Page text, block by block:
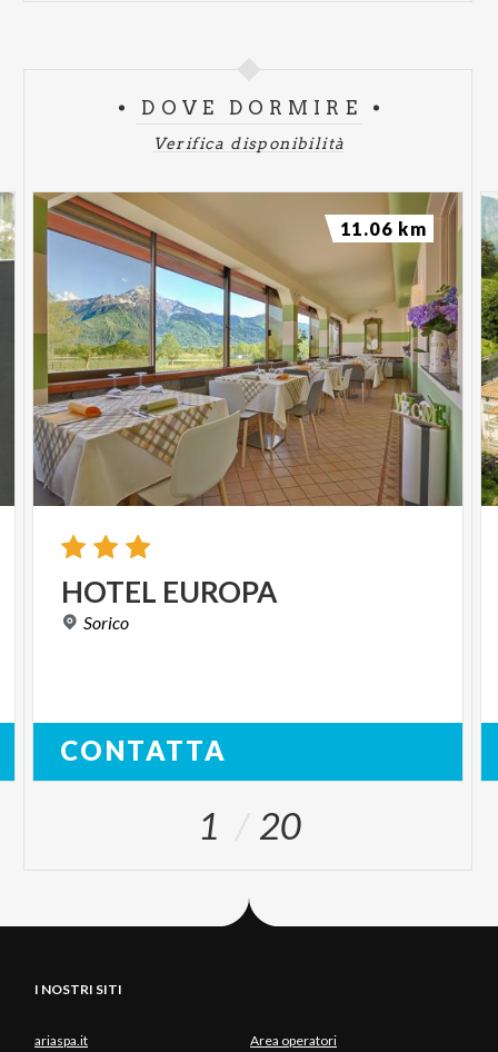
DOVE DORMIRE
Verifica disponibilità
HOTEL EUROPA
Sorico
CONTATTA
11.06 km
1 20
I NOSTRI SITI
ariaspa.it Area operatori